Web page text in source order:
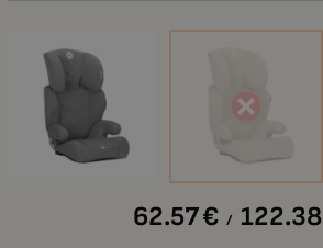
62.57€ / 122.38